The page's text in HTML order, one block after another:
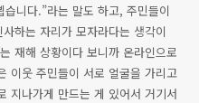
니다.”라는 말도 하고, 주민들이
하는 자리가 모자라다는 생각이
재해 상황이다 보니까 온라인으로
이웃 주민들이 서로 얼굴을 가리고
지나가게 만드는 게 있어서 거기서